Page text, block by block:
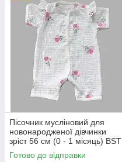
Пісочник мусліновий для
новонародженої дівчинки
зріст 56 см (0 - 1 місяць) BST
тюльпани
Готово до відправки